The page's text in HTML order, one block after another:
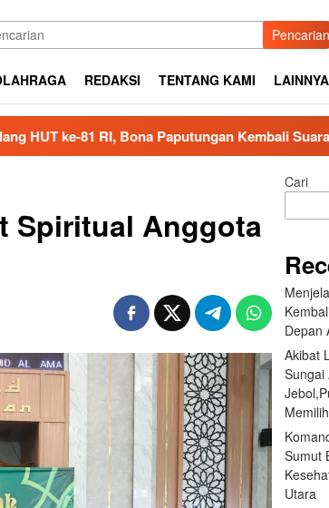
Pencarian
REDAKSI TENTANG KAMI LAINNYA
RI, Bona Paputungan Kembali Suarakan Lagu
Spiritual Anggota
Cari
Depan
Akibat
Sungai
Sumut
Utara